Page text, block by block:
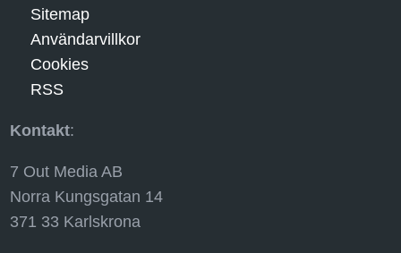
Sitemap
Användarvillkor
Cookies
RSS
Kontakt:
7 Out Media AB
Norra Kungsgatan 14
371 33 Karlskrona